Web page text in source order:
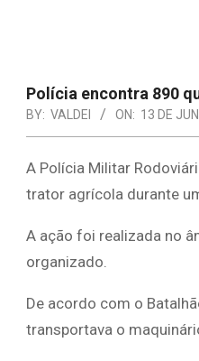
Polícia encontra 890
BY: VALDEI ON: 13 DE
A Polícia Militar
trator agrícola durante
A ação foi realizada no
organizado.
De acordo com o
transportava o